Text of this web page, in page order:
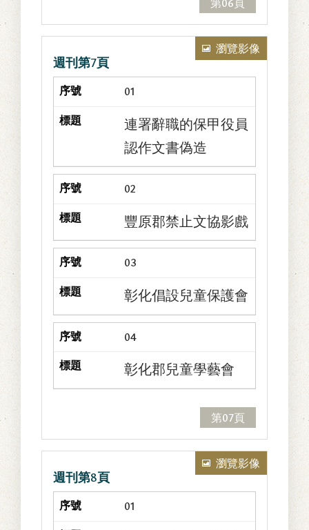
週刊第7頁
瀏覽影像
01
連署辭職的保甲役員
認作文書偽造
02
豐原郡禁止文協影戲
03
彰化倡設兒童保護會
04
彰化郡兒童學藝會
第07頁
週刊第8頁
瀏覽影像
01